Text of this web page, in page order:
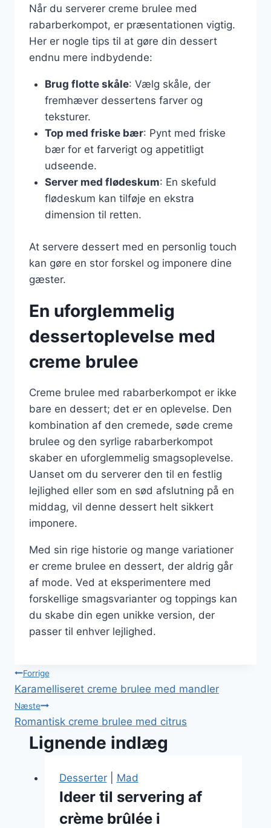
Når du serverer creme brulee med
rabarberkompot, er præsentationen vigtig.
Her er nogle tips til at gøre din dessert
endnu mere indbydende:
Brug flotte skåle: Vælg skåle, der
fremhæver dessertens farver og
teksturer.
Top med friske bær: Pynt med friske
bær for et farverigt og appetitligt
udseende.
Server med flødeskum: En skefuld
flødeskum kan tilføje en ekstra
dimension til retten.
At servere dessert med en personlig touch
kan gøre en stor forskel og imponere dine
gæster.
En uforglemmelig
dessertoplevelse med
creme brulee
Creme brulee med rabarberkompot er ikke
bare en dessert; det er en oplevelse. Den
kombination af den cremede, søde creme
brulee og den syrlige rabarberkompot
skaber en uforglemmelig smagsoplevelse.
Uanset om du serverer den til en festlig
lejlighed eller som en sød afslutning på en
middag, vil denne dessert helt sikkert
imponere.
Med sin rige historie og mange variationer
er creme brulee en dessert, der aldrig går
af mode. Ved at eksperimentere med
forskellige smagsvarianter og toppings kan
du skabe din egen unikke version, der
passer til enhver lejlighed.
Indlægsnavigation
Forrige
Karamelliseret creme brulee med mandler
Næste
Romantisk creme brulee med citrus
Lignende indlæg
Desserter| Mad
Ideer til servering af
crème brûlée i